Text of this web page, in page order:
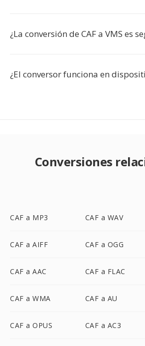
¿La conversión de CAF a VMS es
¿El conversor funciona en
Conversiones
CAF a MP3 CAF a WAV
CAF a AIFF CAF a OGG
CAF a AAC CAF a FLAC
CAF a WMA CAF a AU
CAF a OPUS CAF a AC3